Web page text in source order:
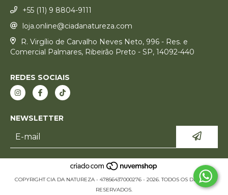
+55 (11) 9 8804-9111
loja.online@ciadanatureza.com
R. Virgílio de Carvalho Neves Neto, 996 - Res. e
Comercial Palmares, Ribeirão Preto - SP, 14092-440
REDES SOCIAIS
NEWSLETTER
COPYRIGHT CIA DA NATUREZA - 47856437000276 - 2026. TODOS OS DIREITOS
RESERVADOS.